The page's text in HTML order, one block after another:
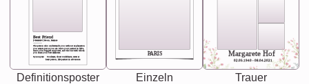
Best Friend
[<NAME>] Noun, feminie
Synonyms: Soulmate, closet confidante, sister at
heart person, life partner in adventure.
The person who understands you without explanation
you accepts just as you are. She's your partner in life's,
chaos your biggest supporter, and the one with whom
you share your best memories.
Definitionsposter
PARIS
Einzeln
Margarete Hof
02.05.1940 - 08.04.2021
Trauer